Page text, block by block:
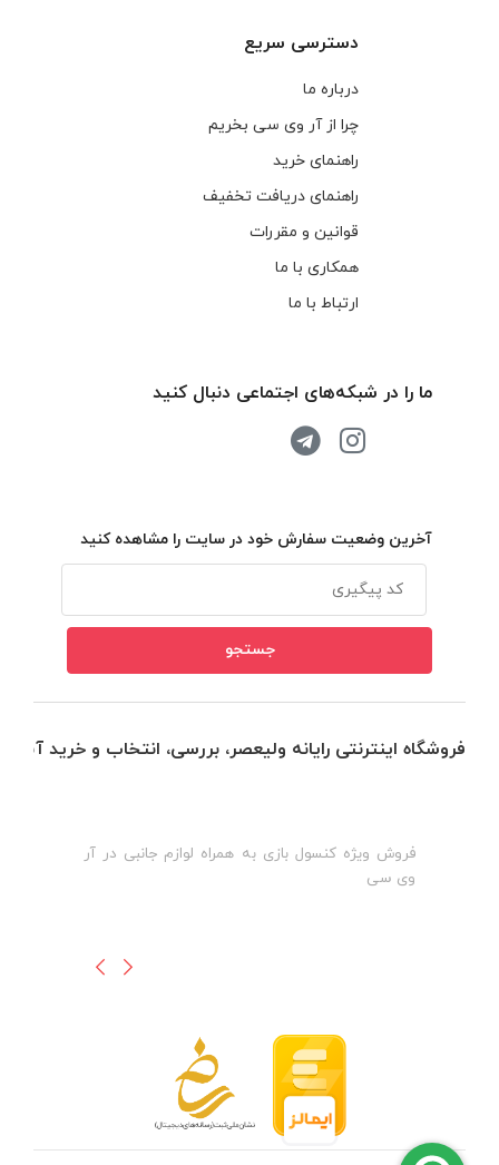
دسترسی سریع
درباره ما
چرا از آر وی سی بخریم
راهنمای خرید
راهنمای دریافت تخفیف
قوانین و مقررات
همکاری با ما
ارتباط با ما
ما را در شبکه‌های اجتماعی دنبال کنید
آخرین وضعیت سفارش خود در سایت را مشاهده کنید
فروشگاه اینترنتی رایانه ولیعصر، بررسی، انتخاب و خرید
فروش ویژه کنسول بازی به همراه لوازم جانبی در آر
وی سی